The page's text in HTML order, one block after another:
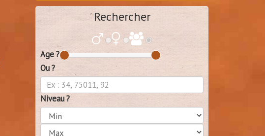
Rechercher
Age ?
Ou ?
Niveau ?